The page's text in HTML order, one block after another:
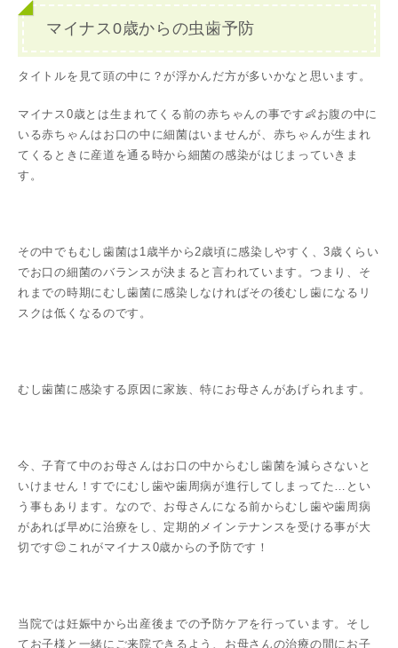
マイナス0歳からの虫歯予防
タイトルを見て頭の中に？が浮かんだ方が多いかなと思います。
マイナス0歳とは生まれてくる前の赤ちゃんの事です👶お腹の中に
いる赤ちゃんはお口の中に細菌はいませんが、赤ちゃんが生まれ
てくるときに産道を通る時から細菌の感染がはじまっていきま
す。
その中でもむし歯菌は1歳半から2歳頃に感染しやすく、3歳くらい
でお口の細菌のバランスが決まると言われています。つまり、そ
れまでの時期にむし歯菌に感染しなければその後むし歯になるリ
スクは低くなるのです。
むし歯菌に感染する原因に家族、特にお母さんがあげられます。
今、子育て中のお母さんはお口の中からむし歯菌を減らさないと
いけません！すでにむし歯や歯周病が進行してしまってた…とい
う事もあります。なので、お母さんになる前からむし歯や歯周病
があれば早めに治療をし、定期的メインテナンスを受ける事が大
切です😌これがマイナス0歳からの予防です！
当院では妊娠中から出産後までの予防ケアを行っています。そし
てお子様と一緒にご来院できるよう、お母さんの治療の間にお子